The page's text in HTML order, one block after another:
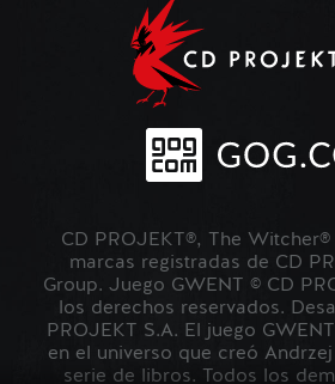
CD PROJEKT®, The
marcas registradas de CD
Group. Juego GWENT © CD
los derechos reservados.
PROJEKT S.A. El juego
en el universo que creó
serie de libros. Todos los